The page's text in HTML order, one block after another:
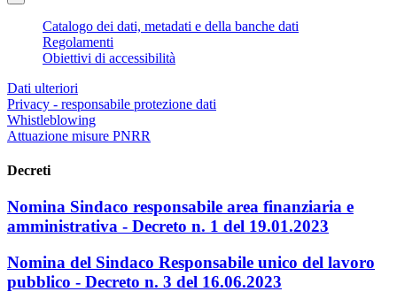
Catalogo dei dati, metadati e della banche dati
Regolamenti
Obiettivi di accessibilità
Dati ulteriori
Privacy - responsabile protezione dati
Whistleblowing
Attuazione misure PNRR
Decreti
Nomina Sindaco responsabile area finanziaria e
amministrativa - Decreto n. 1 del 19.01.2023
Nomina del Sindaco Responsabile unico del lavoro
pubblico - Decreto n. 3 del 16.06.2023